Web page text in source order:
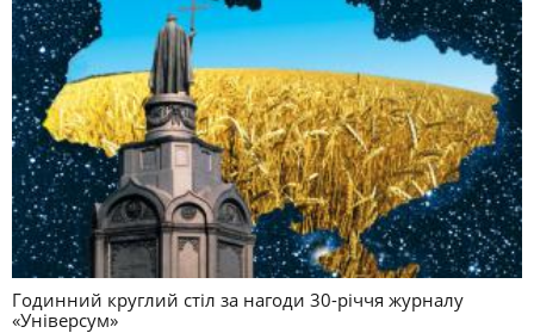
Годинний круглий стіл за нагоди 30-річчя журналу
«Універсум»